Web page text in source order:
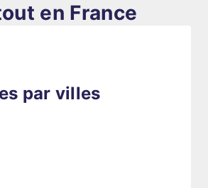
en France
par villes